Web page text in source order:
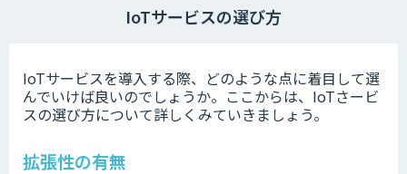
IoTサービスの選び方
IoTサービスを導入する際、どのような点に着目して選
んでいけば良いのでしょうか。ここからは、IoTさービ
スの選び方について詳しくみていきましょう。
拡張性の有無